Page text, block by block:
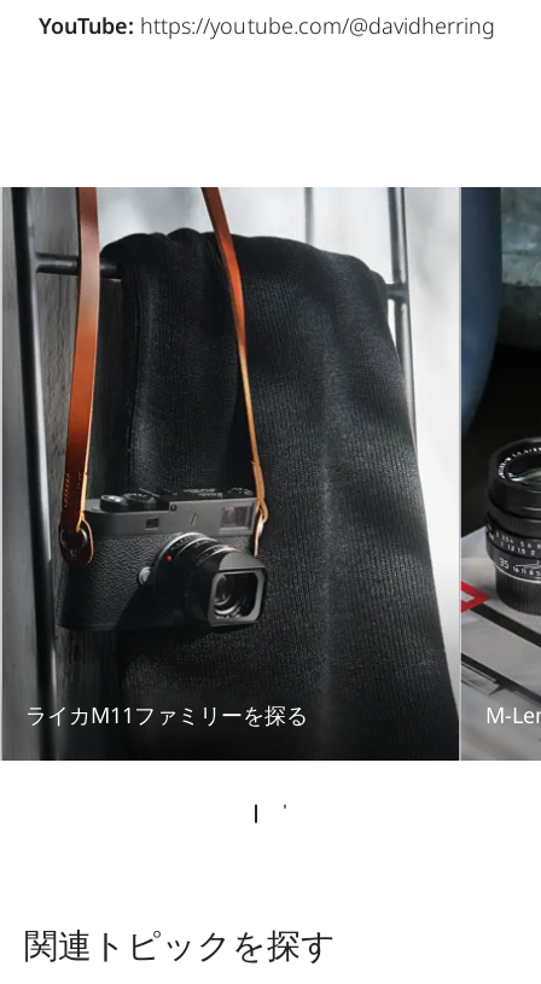
YouTube: https://youtube.com/@davidherring
ライカM11ファミリーを探る M-
関連トピックを探す